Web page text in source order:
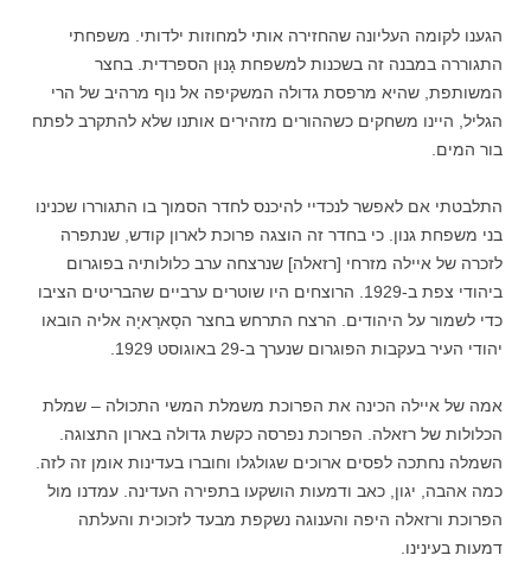
הגענו לקומה העליונה שהחזירה אותי למחוזות ילדותי. משפחתי
התגוררה במבנה זה בשכנות למשפחת גָנוּן הספרדית. בחצר
המשותפת, שהיא מרפסת גדולה המשקיפה אל נוף מרהיב של הרי
הגליל, היינו משחקים כשההורים מזהירים אותנו שלא להתקרב לפתח
בור המים.
התלבטתי אם לאפשר לנכדיי להיכנס לחדר הסמוך בו התגוררו שכנינו
בני משפחת גנון. כי בחדר זה הוצגה פרוכת לארון קודש, שנתפרה
לזכרה של איילה מזרחי [רזאלה] שנרצחה ערב כלולותיה בפוגרום
ביהודי צפת ב-1929. הרוצחים היו שוטרים ערביים שהבריטים הציבו
כדי לשמור על היהודים. הרצח התרחש בחצר הסָארָאיָה אליה הובאו
יהודי העיר בעקבות הפוגרום שנערך ב-29 באוגוסט 1929.
אמה של איילה הכינה את הפרוכת משמלת המשי התכולה – שמלת
הכלולות של רזאלה. הפרוכת נפרסה כקשת גדולה בארון התצוגה.
השמלה נחתכה לפסים ארוכים שגולגלו וחוברו בעדינות אומן זה לזה.
כמה אהבה, יגון, כאב ודמעות הושקעו בתפירה העדינה. עמדנו מול
הפרוכת ורזאלה היפה והענוגה נשקפת מבעד לזכוכית והעלתה
דמעות בעינינו.